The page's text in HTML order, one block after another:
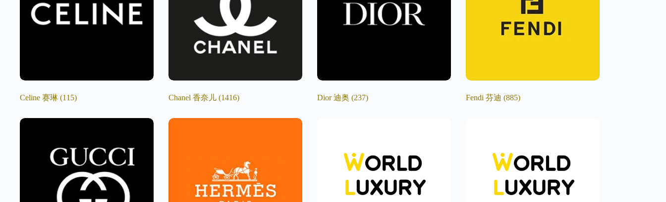
Celine 赛琳 (115) Chanel 香奈儿 (1416) Dior 迪奥 (237) Fendi 芬迪 (885)